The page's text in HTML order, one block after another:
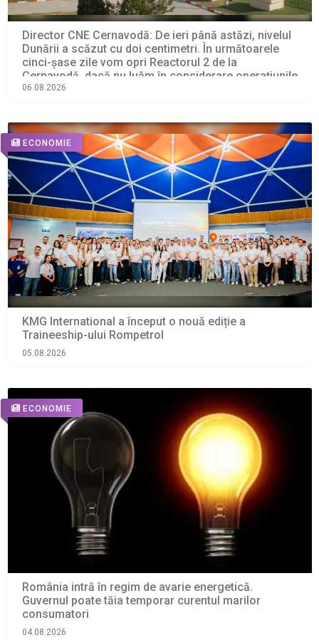
Director CNE Cernavodă: De ieri până astăzi, nivelul
Dunării a scăzut cu doi centimetri. În următoarele
cinci-şase zile vom opri Reactorul 2 de la
Cernavodă, dacă nu luăm în considerare operaţiunile
de astăzi cu barjele
06.08.2026
ECONOMIE
KMG International a început o nouă ediție a
Traineeship-ului Rompetrol
05.08.2026
ECONOMIE
România intră în regim de avarie energetică.
Guvernul poate tăia temporar curentul marilor
consumatori
04.08.2026